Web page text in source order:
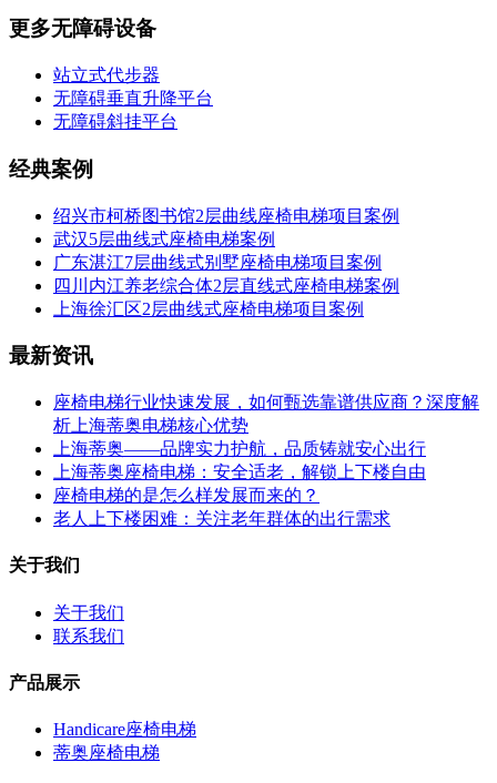
更多无障碍设备
站立式代步器
无障碍垂直升降平台
无障碍斜挂平台
经典案例
绍兴市柯桥图书馆2层曲线座椅电梯项目案例
武汉5层曲线式座椅电梯案例
广东湛江7层曲线式别墅座椅电梯项目案例
四川内江养老综合体2层直线式座椅电梯案例
上海徐汇区2层曲线式座椅电梯项目案例
最新资讯
座椅电梯行业快速发展，如何甄选靠谱供应商？深度解
析上海蒂奥电梯核心优势
上海蒂奥——品牌实力护航，品质铸就安心出行
上海蒂奥座椅电梯：安全适老，解锁上下楼自由
座椅电梯的是怎么样发展而来的？
老人上下楼困难：关注老年群体的出行需求
关于我们
关于我们
联系我们
产品展示
Handicare座椅电梯
蒂奥座椅电梯